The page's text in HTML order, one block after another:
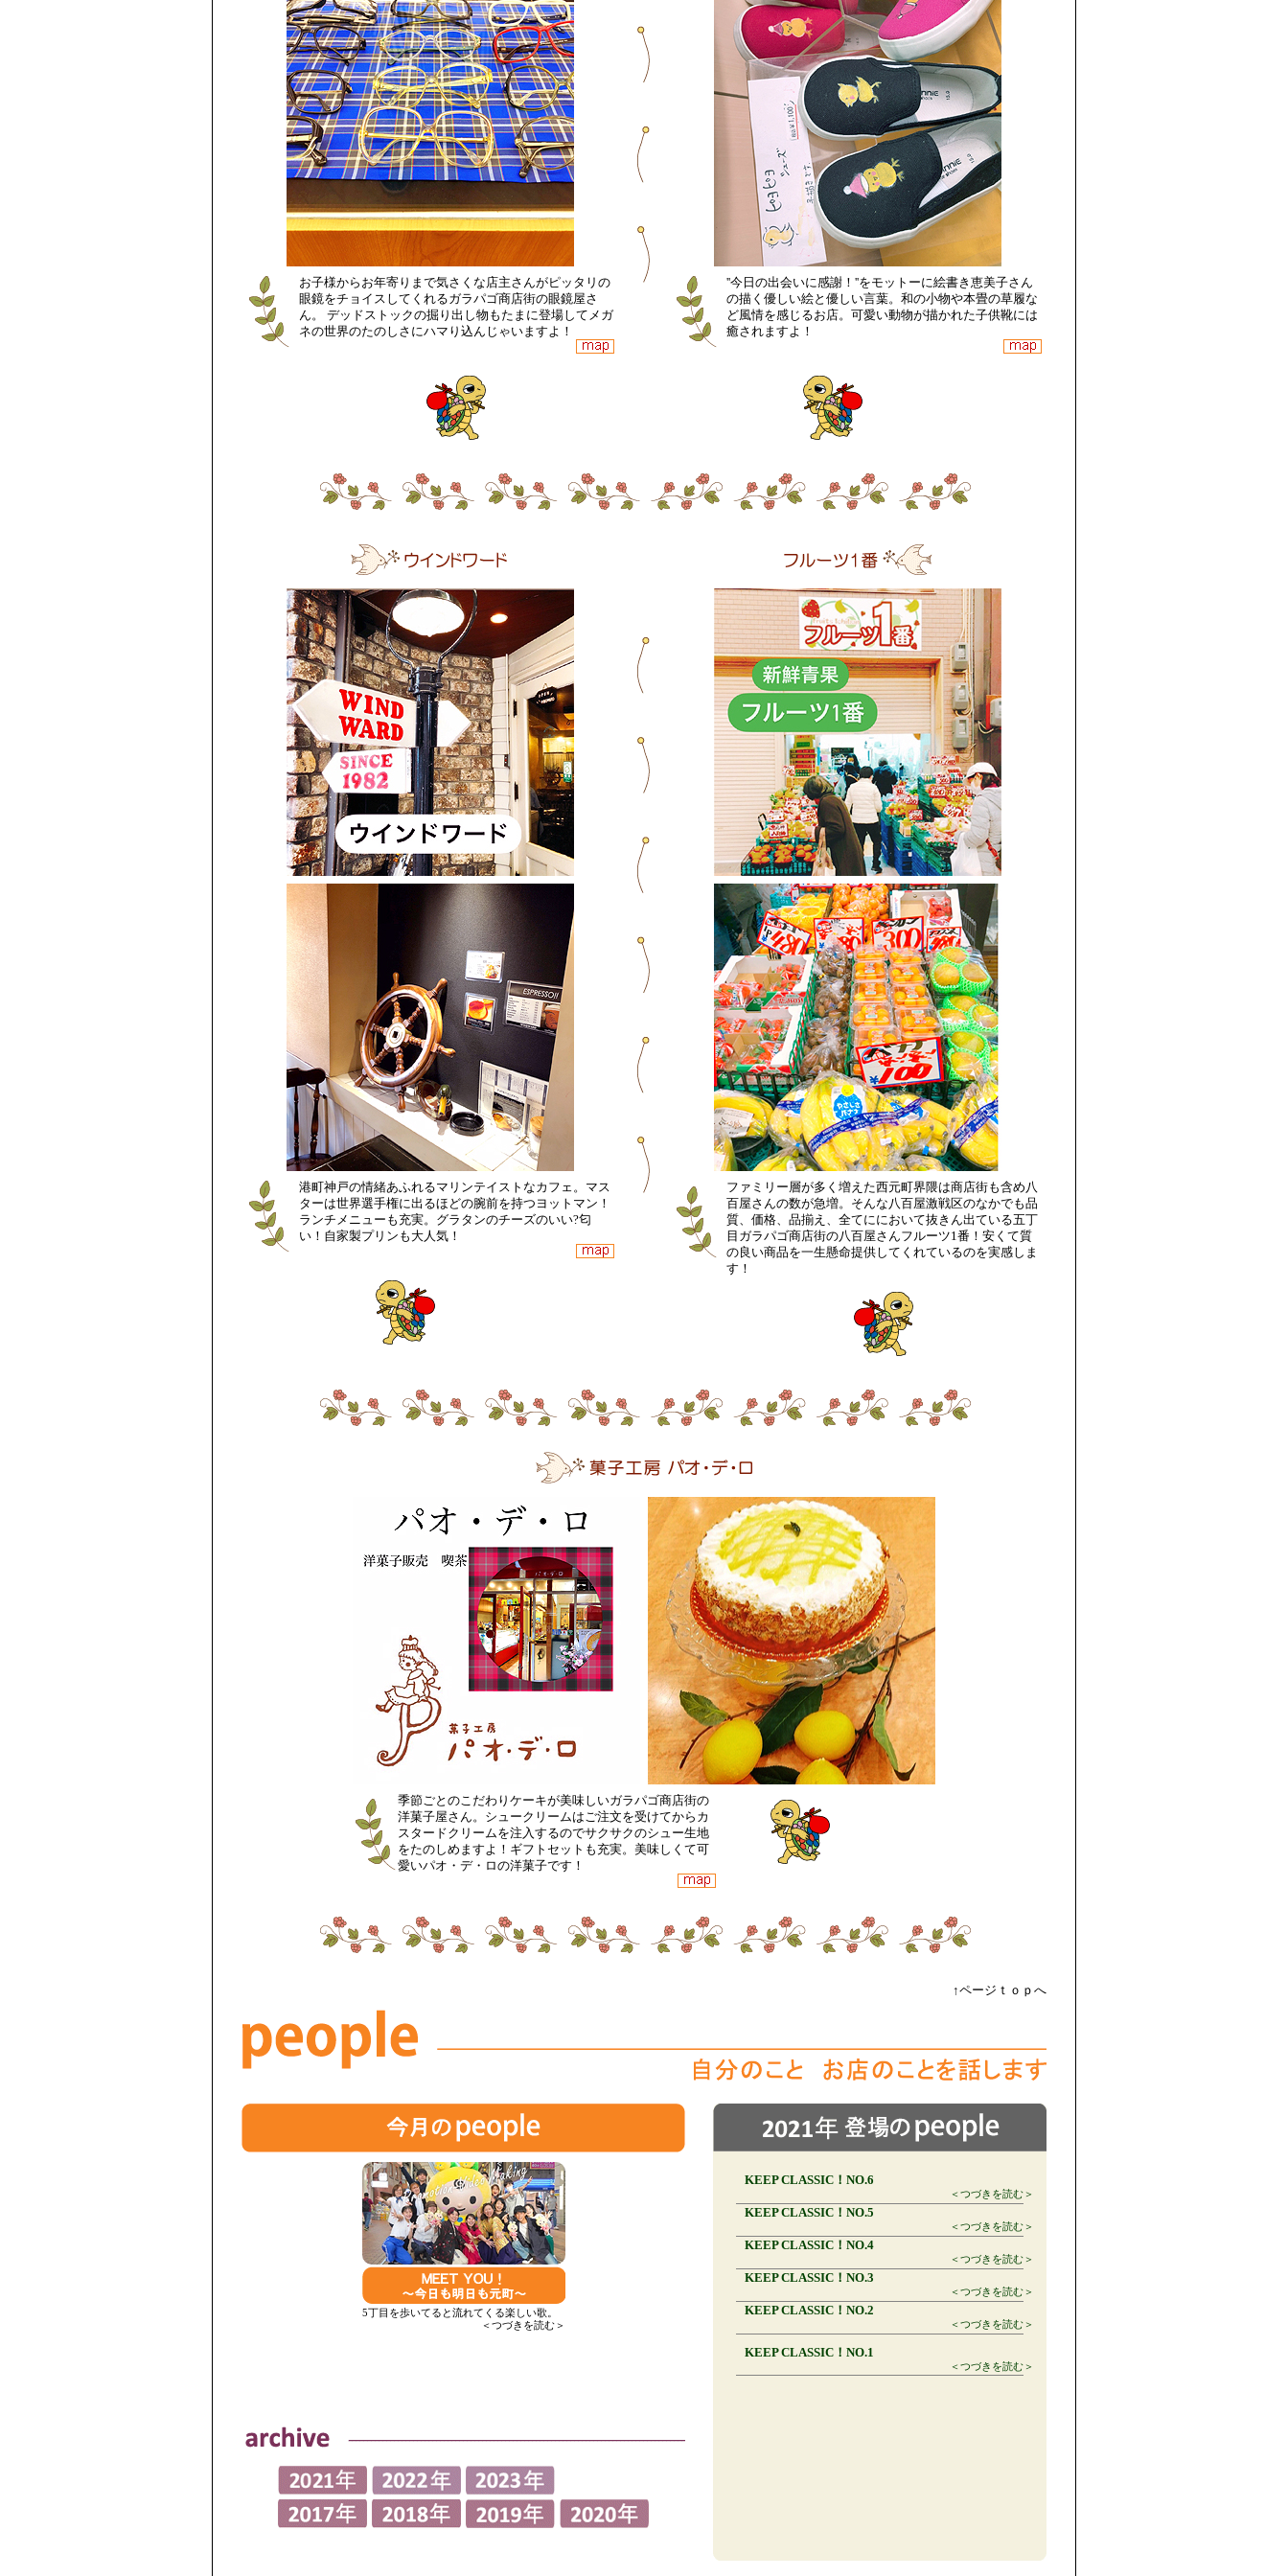
お子様からお年寄りまで気さくな店主さんがピッタリの
眼鏡をチョイスしてくれるガラパゴ商店街の眼鏡屋さ
ん。 デッドストックの掘り出し物もたまに登場してメガ
ネの世界のたのしさにハマり込んじゃいますよ！
''今日の出会いに感謝！''をモットーに絵書き恵美子さん
の描く優しい絵と優しい言葉。和の小物や本畳の草履な
ど風情を感じるお店。可愛い動物が描かれた子供靴には
癒されますよ！
港町神戸の情緒あふれるマリンテイストなカフェ。マス
ターは世界選手権に出るほどの腕前を持つヨットマン！
ランチメニューも充実。グラタンのチーズのいい?匂
い！自家製プリンも大人気！
ファミリー層が多く増えた西元町界隈は商店街も含め八
百屋さんの数が急増。そんな八百屋激戦区のなかでも品
質、価格、品揃え、全てににおいて抜きん出ている五丁
目ガラパゴ商店街の八百屋さんフルーツ1番！安くて質
の良い商品を一生懸命提供してくれているのを実感しま
す！
季節ごとのこだわりケーキが美味しいガラパゴ商店街の
洋菓子屋さん。シュークリームはご注文を受けてからカ
スタードクリームを注入するのでサクサクのシュー生地
をたのしめますよ！ギフトセットも充実。美味しくて可
愛いパオ・デ・ロの洋菓子です！
↑ページｔｏｐへ
5丁目を歩いてると流れてくる楽しい歌。
＜つづきを読む＞